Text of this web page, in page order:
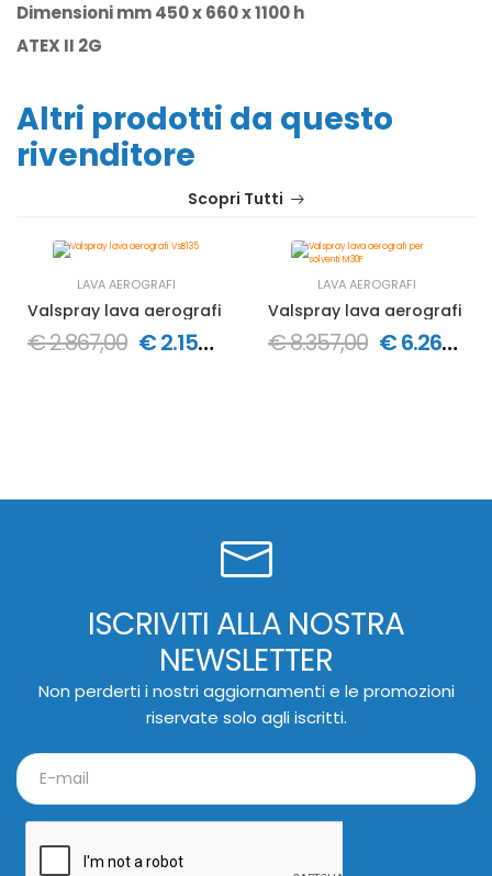
Dimensioni mm 450 x 660 x 1100 h
ATEX II 2G
Altri prodotti da questo
rivenditore
Scopri Tutti
LAVA AEROGRAFI
Valspray lava aerografi VsB135
€ 2.867,00 € 2.150,25
LAVA AEROGRAFI
Valspray lava aerografi
€ 8.357,00 € 6.267,75
ISCRIVITI ALLA NOSTRA
NEWSLETTER
Non perderti i nostri aggiornamenti e le promozioni
riservate solo agli iscritti.